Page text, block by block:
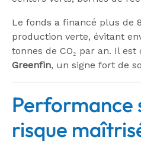
Le fonds a financé plus de
production verte, évitant
tonnes de CO₂ par an. Il est
Greenfin, un signe fort de
Performance
risque